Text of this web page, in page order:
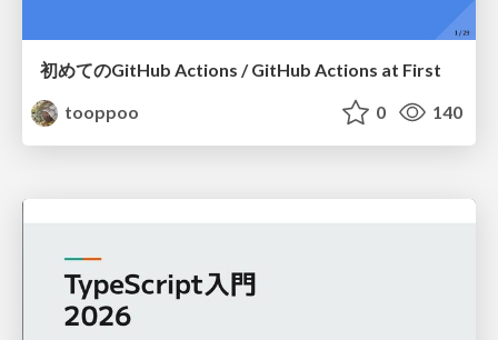
初めてのGitHub Actions / GitHub Actions at First
tooppoo
0 140